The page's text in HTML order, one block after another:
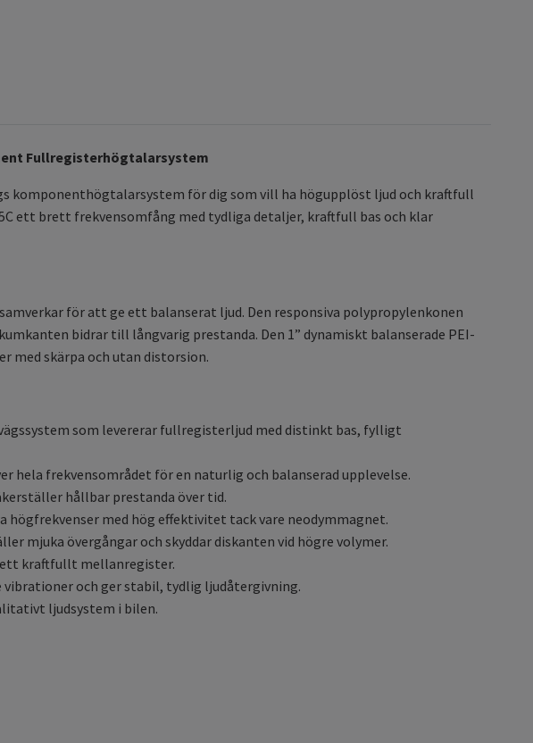
Fullregisterhögtalarsystem
komponenthögtalarsystem för dig som vill ha högupplöst ljud och kraftfull
ett brett frekvensomfång med tydliga detaljer, kraftfull bas och klar
för att ge ett balanserat ljud. Den responsiva polypropylenkonen
bidrar till långvarig prestanda. Den 1” dynamiskt balanserade PEI-
med skärpa och utan distorsion.
som levererar fullregisterljud med distinkt bas, fylligt
hela frekvensområdet för en naturlig och balanserad upplevelse.
hållbar prestanda över tid.
högfrekvenser med hög effektivitet tack vare neodymmagnet.
mjuka övergångar och skyddar diskanten vid högre volymer.
ett kraftfullt mellanregister.
vibrationer och ger stabil, tydlig ljudåtergivning.
ljudsystem i bilen.